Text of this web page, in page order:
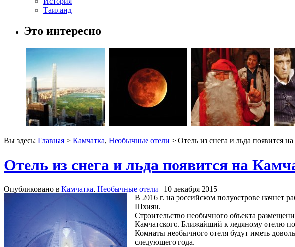
Таиланд
Это интересно
Вы здесь: Главная > Камчатка, Необычные отели > Отель из снега и льда появится
Отель из снега и льда появится на
Опубликовано в Камчатка, Необычные отели | 10 декабря 2015
В 2016 г. на российском полуострове начнет
Шхиян.
Строительство необычного объекта
Камчатского. Ближайший к ледяному отелю
Комнаты необычного отеля будут иметь
следующего года.